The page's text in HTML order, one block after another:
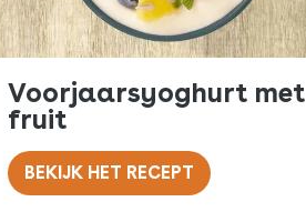
Voorjaarsyoghurt met
fruit
BEKIJK HET RECEPT